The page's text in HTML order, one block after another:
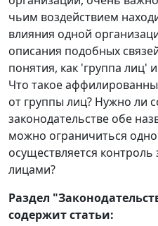
чьим воздействием
влияния одной
описания подобных
понятия, как 'группа
Что такое
от группы лиц? Нужно ли
законодательстве обе
можно ограничиться
осуществляется
лицами?
Раздел
содержит статьи: